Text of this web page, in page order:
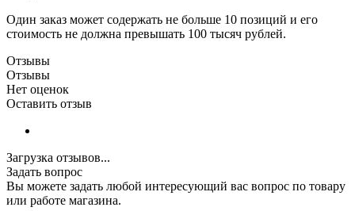
Один заказ может содержать не больше 10 позиций и его
стоимость не должна превышать 100 тысяч рублей.
Отзывы
Отзывы
Нет оценок
Оставить отзыв
Загрузка отзывов...
Задать вопрос
Вы можете задать любой интересующий вас вопрос по товару
или работе магазина.